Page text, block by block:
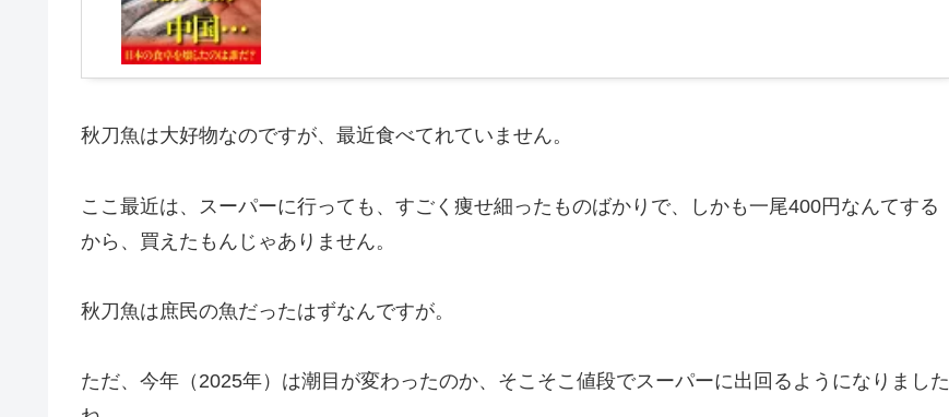
秋刀魚は大好物なのですが、最近食べてれていません。
ここ最近は、スーパーに行っても、すごく痩せ細ったものばかりで、しかも一尾400円なんてする
から、買えたもんじゃありません。
秋刀魚は庶民の魚だったはずなんですが。
ただ、今年（2025年）は潮目が変わったのか、そこそこ値段でスーパーに出回るようになりました